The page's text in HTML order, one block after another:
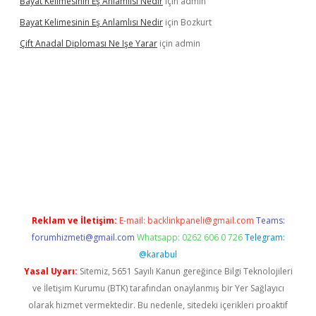
Bayat Kelimesinin Eş Anlamlısı Nedir için Bozkurt
Çift Anadal Diploması Ne Işe Yarar için admin
Reklam ve İletişim: E-mail: backlinkpaneli@gmail.com Teams:
forumhizmeti@gmail.com Whatsapp: 0262 606 0 726 Telegram:
@karabul
Yasal Uyarı: Sitemiz, 5651 Sayılı Kanun gereğince Bilgi Teknolojileri
ve İletişim Kurumu (BTK) tarafından onaylanmış bir Yer Sağlayıcı
olarak hizmet vermektedir. Bu nedenle, sitedeki içerikleri proaktif